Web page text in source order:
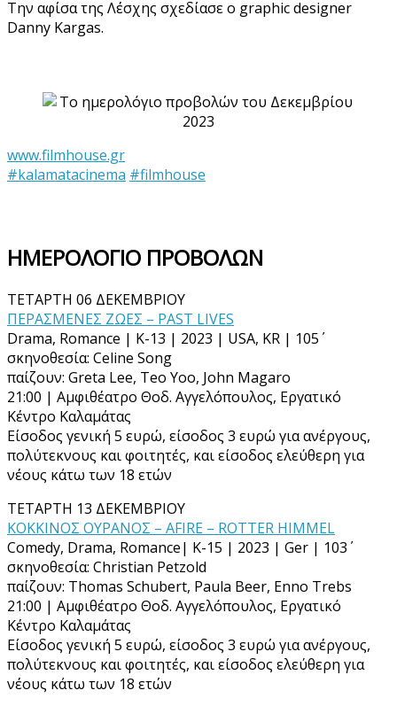
Την αφίσα της Λέσχης σχεδίασε ο graphic designer
Danny Kargas.
www.filmhouse.gr
#kalamatacinema #filmhouse
ΗΜΕΡΟΛΟΓΙΟ ΠΡΟΒΟΛΩΝ
ΤΕΤΑΡΤΗ 06 ΔΕΚΕΜΒΡΙΟΥ
ΠΕΡΑΣΜΕΝΕΣ ΖΩΕΣ – PAST LIVES
Drama, Romance | K-13 | 2023 | USA, KR | 105΄
σκηνοθεσία: Celine Song
παίζουν: Greta Lee, Teo Yoo, John Magaro
21:00 | Αμφιθέατρο Θοδ. Αγγελόπουλος, Εργατικό
Κέντρο Καλαμάτας
Είσοδος γενική 5 ευρώ, είσοδος 3 ευρώ για ανέργους,
πολύτεκνους και φοιτητές, και είσοδος ελεύθερη για
νέους κάτω των 18 ετών
ΤΕΤΑΡΤΗ 13 ΔΕΚΕΜΒΡΙΟΥ
ΚΟΚΚΙΝΟΣ ΟΥΡΑΝΟΣ – AFIRE – ROTTER HIMMEL
Comedy, Drama, Romance| K-15 | 2023 | Ger | 103΄
σκηνοθεσία: Christian Petzold
παίζουν: Thomas Schubert, Paula Beer, Enno Trebs
21:00 | Αμφιθέατρο Θοδ. Αγγελόπουλος, Εργατικό
Κέντρο Καλαμάτας
Είσοδος γενική 5 ευρώ, είσοδος 3 ευρώ για ανέργους,
πολύτεκνους και φοιτητές, και είσοδος ελεύθερη για
νέους κάτω των 18 ετών